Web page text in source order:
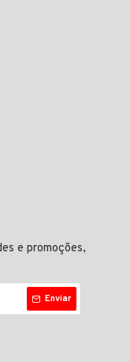
e promoções,
Enviar